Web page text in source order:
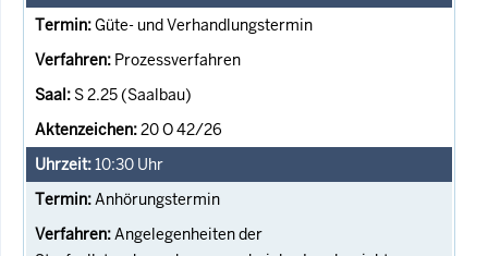
Güte- und Verhandlungstermin
Prozessverfahren
S 2.25 (Saalbau)
20 O 42/26
10:30 Uhr
Anhörungstermin
Angelegenheiten der